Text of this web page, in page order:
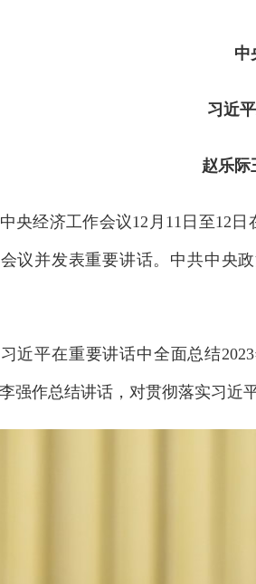
中
习近
赵乐际
济工作会议12月11日至12日
议并发表重要讲话。中共中央
在重要讲话中全面总结2023
强作总结讲话，对贯彻落实习近